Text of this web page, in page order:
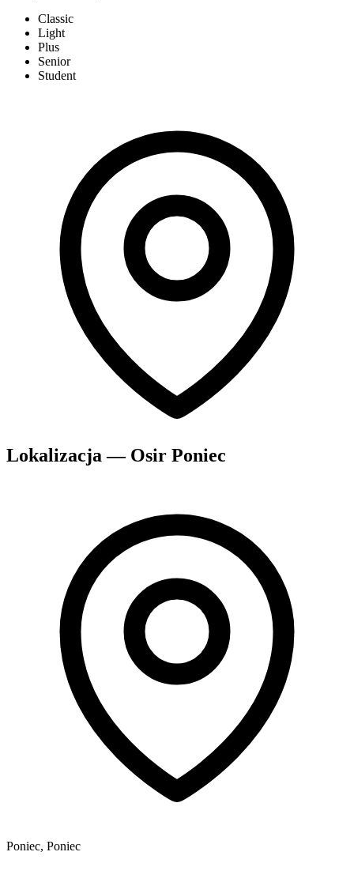
Classic
Light
Plus
Senior
Student
Lokalizacja — Osir Poniec
Poniec, Poniec